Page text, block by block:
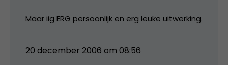
Maar iig ERG persoonlijk en erg leuke uitwerking.
20 december 2006 om 08:56